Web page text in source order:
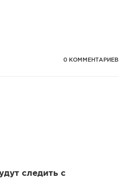
0 КОММЕНТАРИЕВ
следить с